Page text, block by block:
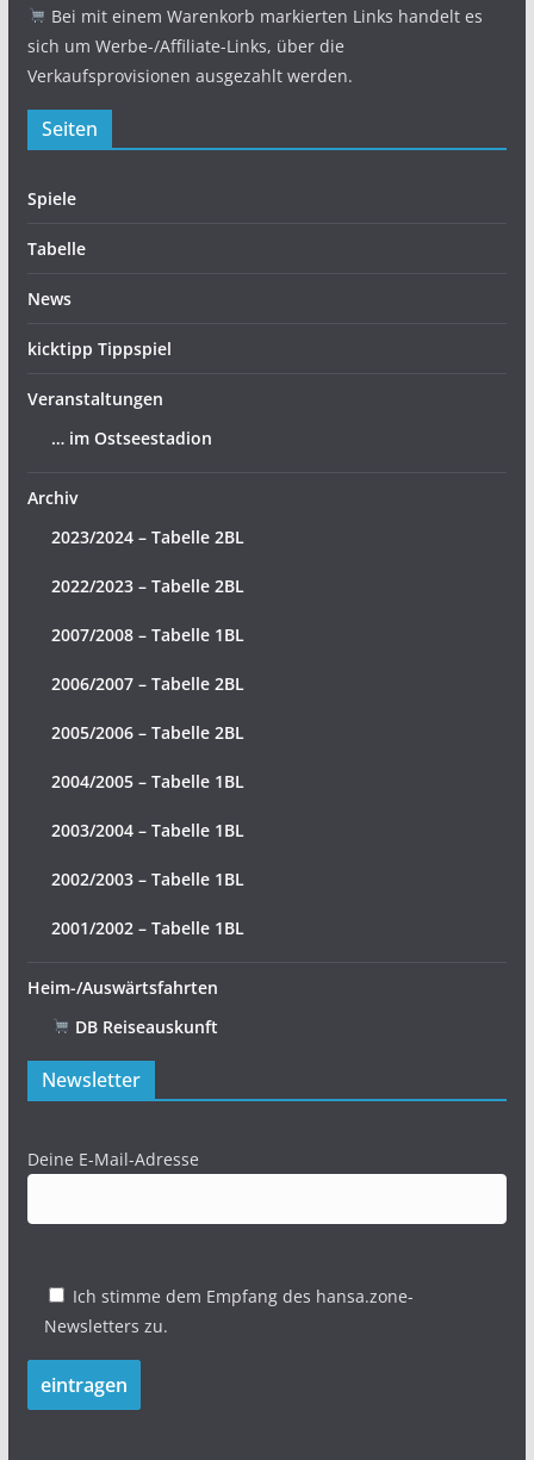
Bei mit einem Warenkorb markierten Links handelt es
sich um Werbe-/Affiliate-Links, über die
Verkaufsprovisionen ausgezahlt werden.
Seiten
Spiele
Tabelle
News
kicktipp Tippspiel
Veranstaltungen
… im Ostseestadion
Archiv
2023/2024 – Tabelle 2BL
2022/2023 – Tabelle 2BL
2007/2008 – Tabelle 1BL
2006/2007 – Tabelle 2BL
2005/2006 – Tabelle 2BL
2004/2005 – Tabelle 1BL
2003/2004 – Tabelle 1BL
2002/2003 – Tabelle 1BL
2001/2002 – Tabelle 1BL
Heim-/Auswärtsfahrten
DB Reiseauskunft
Newsletter
Deine E-Mail-Adresse
Ich stimme dem Empfang des hansa.zone-
Newsletters zu.